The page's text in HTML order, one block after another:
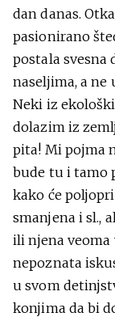
dan danas.
pasionirano
postala
naseljima, a ne
Neki iz
dolazim iz
pita! Mi pojma
bude tu i tamo
kako će
smanjena i sl.,
ili njena veoma
nepoznata
u svom
konjima da bi